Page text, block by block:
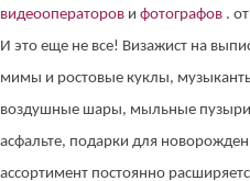
видеооператоров и фотографов .
И это еще не все! Визажист на
мимы и ростовые куклы,
воздушные шары, мыльные
асфальте, подарки для
ассортимент постоянно